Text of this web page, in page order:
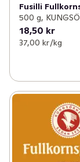
Fusilli
500 g,
18,50 kr
37,00 kr /kg